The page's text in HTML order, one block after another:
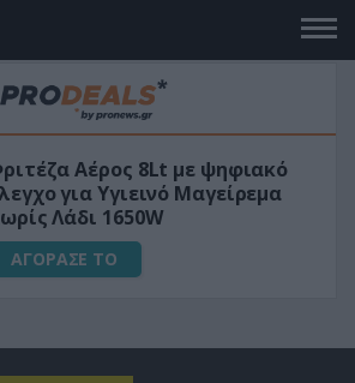
Αέρος 8Lt με ψηφιακό
για Υγιεινό Μαγείρεμα
Λάδι 1650W
ΑΓΟΡΑΣΕ ΤΟ